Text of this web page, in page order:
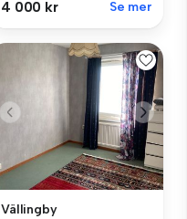
4 000 kr Se mer
Vällingby